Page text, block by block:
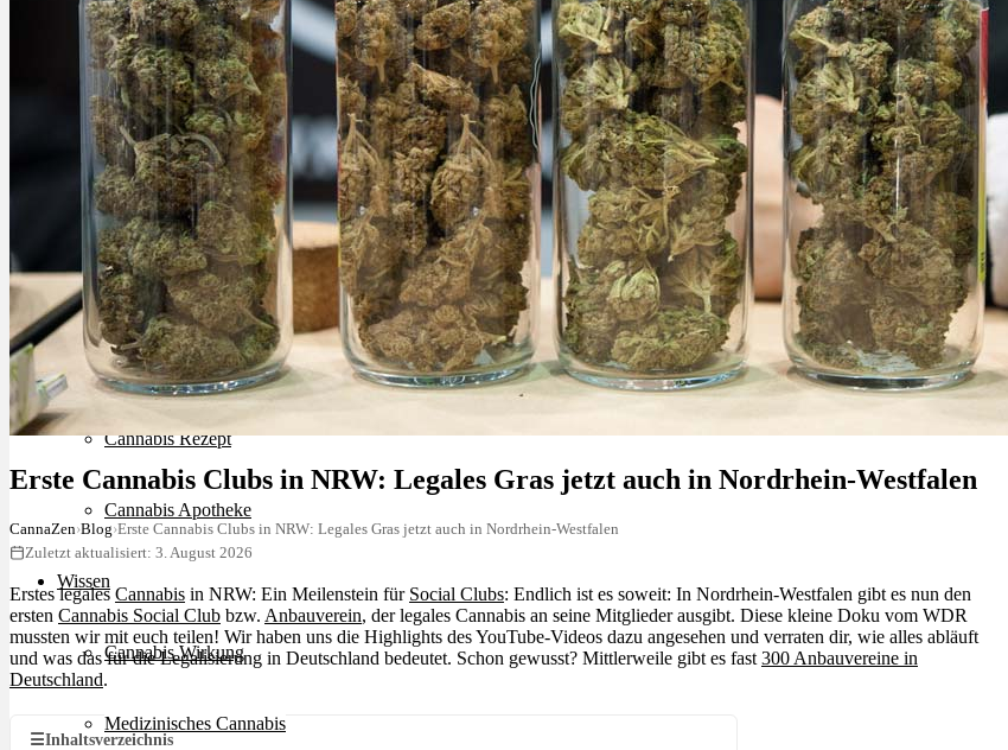
ADHS
Angststörungen
Chronische Migräne
Depressionen
Schlafstörungen
Cannabis Ärzte
Cannabis Rezept
Cannabis Apotheke
Wissen
Cannabis Wirkung
Medizinisches Cannabis
Erste Cannabis Clubs in NRW: Legales Gras jetzt auch in Nordrhein-Westfalen
CannaZen›Blog›Erste Cannabis Clubs in NRW: Legales Gras jetzt auch in Nordrhein-Westfalen
Zuletzt aktualisiert: 3. August 2026
Erstes legales Cannabis in NRW: Ein Meilenstein für Social Clubs: Endlich ist es soweit: In Nordrhein-Westfalen gibt es nun den
ersten Cannabis Social Club bzw. Anbauverein, der legales Cannabis an seine Mitglieder ausgibt. Diese kleine Doku vom WDR
mussten wir mit euch teilen! Wir haben uns die Highlights des YouTube-Videos dazu angesehen und verraten dir, wie alles abläuft
und was das für die Legalisierung in Deutschland bedeutet. Schon gewusst? Mittlerweile gibt es fast 300 Anbauvereine in
Deutschland.
☰Inhaltsverzeichnis